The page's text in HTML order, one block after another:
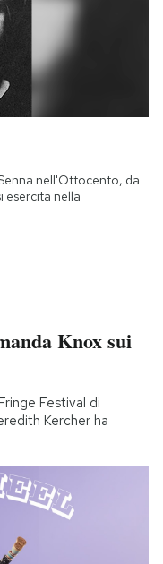
nell'Ottocento, da
esercita nella
Knox sui
Festival di
Kercher ha